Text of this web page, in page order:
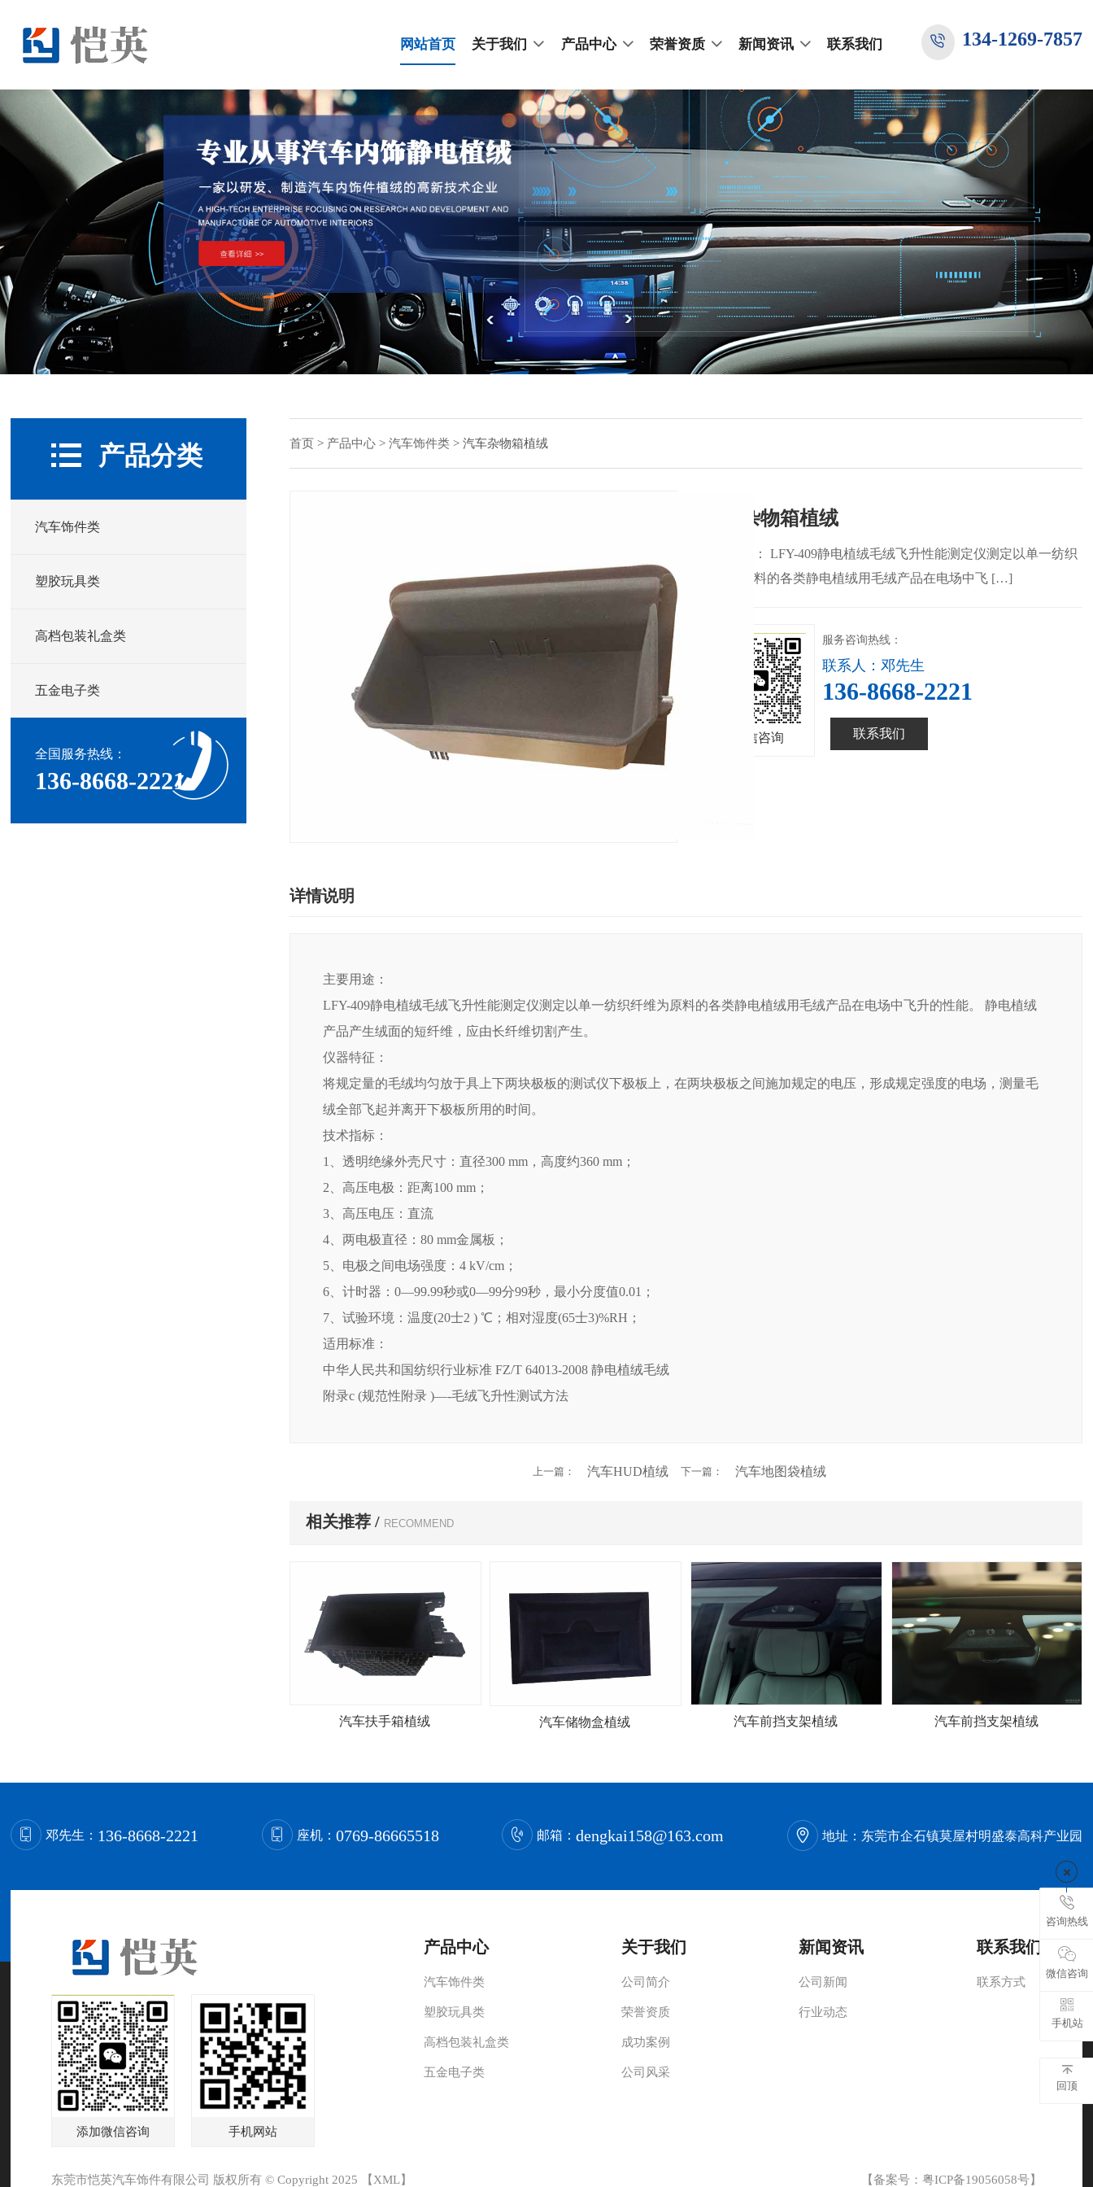
网站首页 关于我们 产品中心 荣誉资质 新闻资讯 联系我们 134-1269-7857
产品分类
汽车饰件类
塑胶玩具类
高档包装礼盒类
五金电子类
全国服务热线：
136-8668-2221
首页> 产品中心> 汽车饰件类> 汽车杂物箱植绒
汽车杂物箱植绒
主要用途： LFY-409静电植绒毛绒飞升性能测定仪测定以单一纺织
纤维为原料的各类静电植绒用毛绒产品在电场中飞 […]
微信咨询
服务咨询热线：
联系人：邓先生
136-8668-2221
联系我们
详情说明
主要用途：
LFY-409静电植绒毛绒飞升性能测定仪测定以单一纺织纤维为原料的各类静电植绒用毛绒产品在电场中飞升的性能。 静电植绒
产品产生绒面的短纤维，应由长纤维切割产生。
仪器特征：
将规定量的毛绒均匀放于具上下两块极板的测试仪下极板上，在两块极板之间施加规定的电压，形成规定强度的电场，测量毛
绒全部飞起并离开下极板所用的时间。
技术指标：
1、透明绝缘外壳尺寸：直径300 mm，高度约360 mm；
2、高压电极：距离100 mm；
3、高压电压：直流
4、两电极直径：80 mm金属板；
5、电极之间电场强度：4 kV/cm；
6、计时器：0—99.99秒或0—99分99秒，最小分度值0.01；
7、试验环境：温度(20士2 ) ℃；相对湿度(65士3)%RH；
适用标准：
中华人民共和国纺织行业标准 FZ/T 64013-2008 静电植绒毛绒
附录c (规范性附录 )—-毛绒飞升性测试方法
上一篇： 汽车HUD植绒 下一篇： 汽车地图袋植绒
相关推荐 / RECOMMEND
汽车扶手箱植绒 汽车储物盒植绒 汽车前挡支架植绒 汽车前挡支架植绒
邓先生： 136-8668-2221 座机： 0769-86665518 邮箱：dengkai158@163.com 地址： 东莞市企石镇莫屋村明盛泰高科产业园
添加微信咨询 手机网站
产品中心
汽车饰件类
塑胶玩具类
高档包装礼盒类
五金电子类
关于我们
公司简介
荣誉资质
成功案例
公司风采
新闻资讯
公司新闻
行业动态
联系我们
联系方式
东莞市恺英汽车饰件有限公司 版权所有 © Copyright 2025 【 XML】 【备案号： 粤ICP备19056058号】
咨询热线
微信咨询
手机站
回顶